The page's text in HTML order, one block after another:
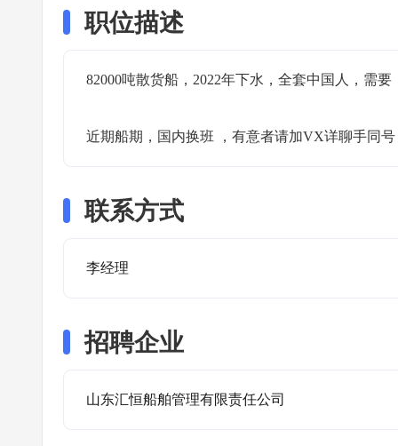
职位描述
82000吨散货船，2022年下水，全套中国人，需
近期船期，国内换班 ，有意者请加VX详聊手同号
联系方式
李经理
招聘企业
山东汇恒船舶管理有限责任公司